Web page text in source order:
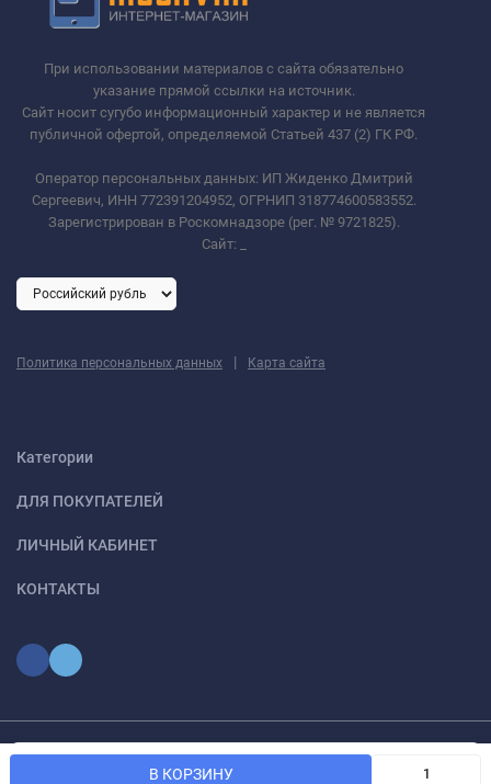
В КОРЗИНУ
При использовании материалов с сайта обязательно
указание прямой ссылки на источник.
Сайт носит сугубо информационный характер и не является
публичной офертой, определяемой Статьей 437 (2) ГК РФ.
Оператор персональных данных: ИП Жиденко Дмитрий
Сергеевич, ИНН 772391204952, ОГРНИП 318774600583552.
Зарегистрирован в Роскомнадзоре (рег. № 9721825).
Сайт:
Политика персональных данных | Карта сайта
Категории
ДЛЯ ПОКУПАТЕЛЕЙ
ЛИЧНЫЙ КАБИНЕТ
КОНТАКТЫ